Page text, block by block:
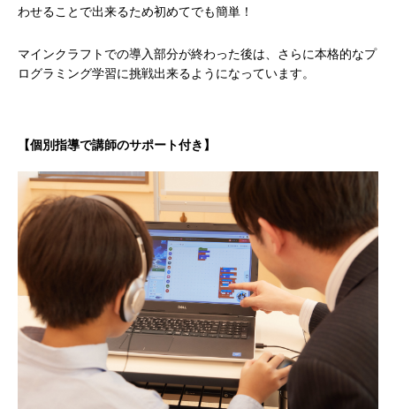
わせることで出来るため初めてでも簡単！
マインクラフトでの導入部分が終わった後は、さらに本格的なプ
ログラミング学習に挑戦出来るようになっています。
【個別指導で講師のサポート付き】